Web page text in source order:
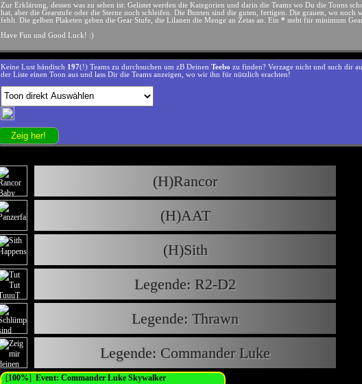
Zur Erklärung, dessen was zu sehen ist: Gelistet werden die Kategorien und darin die Teams wo Du die Toons
hat, aber die Gearstufe oder die Sterne noch schleifen. Die Bunten sind die guten, fertigen. Die grauen, wo noch
fehlt. Die gelben Plaketen geben die Gear Stufe, die Lilanen die Menge an Zetas an. Ein * steht für minimum
Have Fun und Good Luck! :)
Keine Lust händisch 197(!) Teams zu durchsuchen um zB Deinen Teebo zu finden? Verzage nicht und such dir
der Liste einen Toon aus und lass Dir die Teams anzeigen, wo wir ihn für nützlich erachten!
(H)Rancor
(H)AAT
(H)Sith
Legende: R2-D2
Legende: Thrawn
Legende: Commander Luke
Event: Commander Luke Skywalker
[100%]